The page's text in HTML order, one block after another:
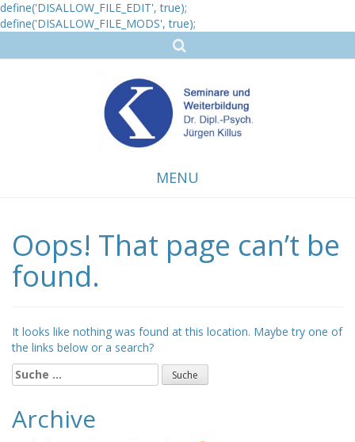
define('DISALLOW_FILE_EDIT', true);
define('DISALLOW_FILE_MODS', true);
MENU
to
content
Oops! That page can’t be
found.
It looks like nothing was found at this location. Maybe try one of
the links below or a search?
Suche
nach:
Archive